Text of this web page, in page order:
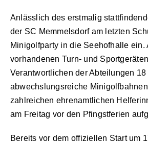
Anlässlich des erstmalig
der SC Memmelsdorf am letzten
Minigolfparty in die Seehofhalle ein.
vorhandenen Turn- und
Verantwortlichen der Abteilungen 18
abwechslungsreiche
zahlreichen ehrenamtlichen
am Freitag vor den Pfingstferien
Bereits vor dem offiziellen Start um